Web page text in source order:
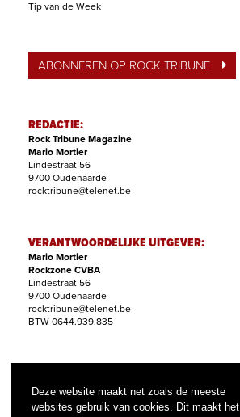
Deze website maakt net zoals de meeste
websites gebruik van cookies. Dit maakt het
Tip van de Week
ABONNEREN OP ROCK TRIBUNE
REDACTIE:
Rock Tribune Magazine
Mario Mortier
Lindestraat 56
9700 Oudenaarde
rocktribune@telenet.be
VERANTWOORDELIJKE UITGEVER:
Mario Mortier
Rockzone CVBA
Lindestraat 56
9700 Oudenaarde
rocktribune@telenet.be
BTW 0644.939.835
Filip Nollet
abonnementen@rock-tribune.com